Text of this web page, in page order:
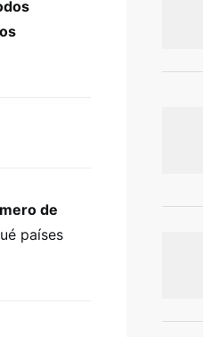
de
países